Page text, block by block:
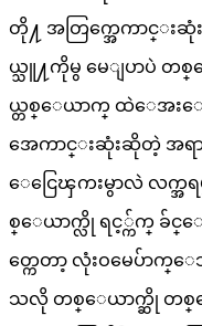
တို႔ အတြက္အေကာင္းဆုံး
ယ္သူ႔ကိုမွ မေျပာပဲ တ
ယ္တစ္ေယာက္ ထဲေအးေ
အေကာင္းဆုံးဆိုတဲ့ အရာ
ေငြေၾကးမွာလဲ လက္အ
စ္ေယာက္လို ရင့္က်က္ ခ်
တ္ကေတာ့ လုံးဝမေပ်ာက္ေ
သလို တစ္ေယာက္ဆို တစ္ေ